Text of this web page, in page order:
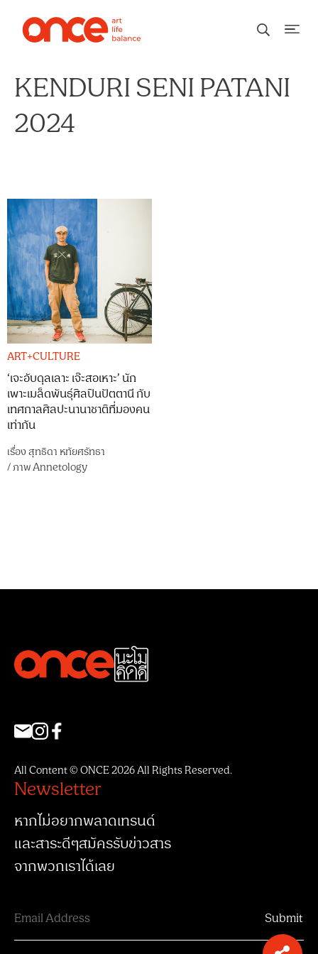
KENDURI SENI PATANI
2024
ART+CULTURE
‘เจะอับดุลเลาะ เจ๊ะสอเหาะ’ นัก
เพาะเมล็ดพันธุ์ศิลปินปัตตานี กับ
เทศกาลศิลปะนานาชาติที่มองคน
เท่ากัน
เรื่องสุทธิดา หทัยศรัทธา
/ภาพAnnetology
All Content © ONCE 2026 All Rights Reserved.
Newsletter
หากไม่อยากพลาดเทรนด์
และสาระดีๆสมัครรับข่าวสาร
จากพวกเราได้เลย